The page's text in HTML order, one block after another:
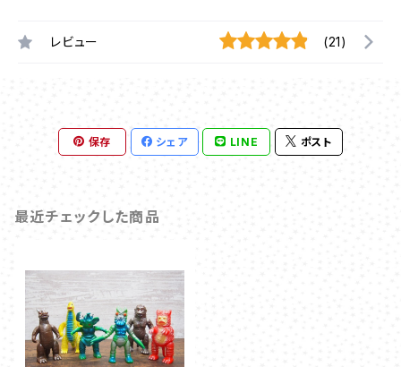
レビュー (21)
保存 シェア LINE ポスト
最近チェックした商品